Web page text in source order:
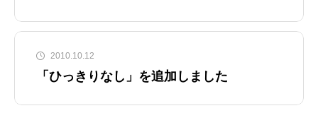
2010.10.12
「ひっきりなし」を追加しました